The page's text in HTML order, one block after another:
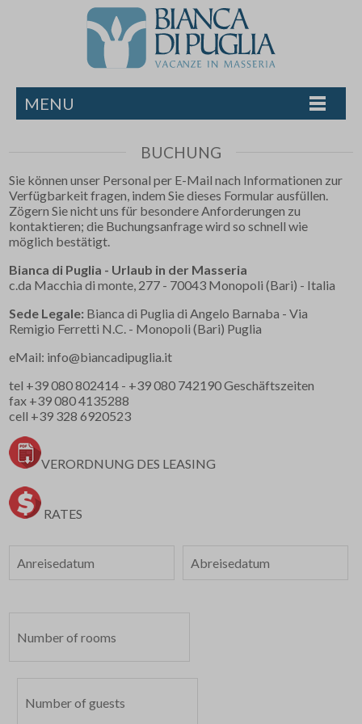
MENU
BUCHUNG
Sie können unser Personal per E-Mail nach Informationen zur
Verfügbarkeit fragen, indem Sie dieses Formular ausfüllen.
Zögern Sie nicht uns für besondere Anforderungen zu
kontaktieren; die Buchungsanfrage wird so schnell wie
möglich bestätigt.
Bianca di Puglia - Urlaub in der Masseria
c.da Macchia di monte, 277 - 70043 Monopoli (Bari) - Italia
Sede Legale: Bianca di Puglia di Angelo Barnaba - Via
Remigio Ferretti N.C. - Monopoli (Bari) Puglia
eMail: info@biancadipuglia.it
tel +39 080 802414 - +39 080 742190Geschäftszeiten
fax +39 080 4135288
cell +39 328 6920523
VERORDNUNG DES LEASING
RATES